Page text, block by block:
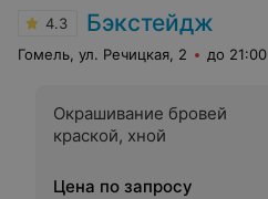
4.3 Бэкстейдж
Гомель, ул. Речицкая, 2 до 21:00
Окрашивание бровей
краской, хной
Цена по запросу